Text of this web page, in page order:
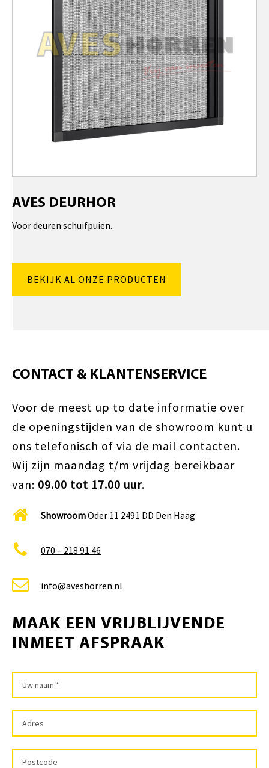
AVES DEURHOR
Voor deuren schuifpuien.
BEKIJK AL ONZE PRODUCTEN
CONTACT & KLANTENSERVICE
Voor de meest up to date informatie over
de openingstijden van de showroom kunt u
ons telefonisch of via de mail contacten.
Wij zijn maandag t/m vrijdag bereikbaar
van: 09.00 tot 17.00 uur.
ShowroomOder 11 2491 DD Den Haag
070 – 218 91 46
info@aveshorren.nl
MAAK EEN VRIJBLIJVENDE
INMEET AFSPRAAK